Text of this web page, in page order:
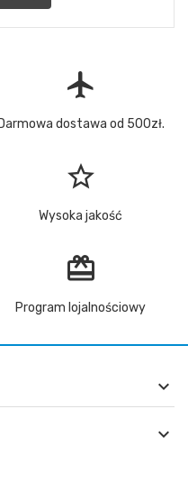
flight
dostawa od 500zł.
star_border
Wysoka jakość
redeem
Program lojalnościowy

